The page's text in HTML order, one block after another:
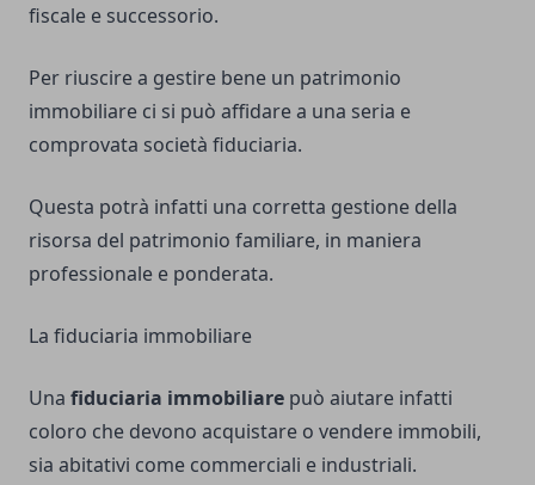
fiscale e successorio.
Per riuscire a gestire bene un patrimonio
immobiliare ci si può affidare a una seria e
comprovata società fiduciaria.
Questa potrà infatti una corretta gestione della
risorsa del patrimonio familiare, in maniera
professionale e ponderata.
La fiduciaria immobiliare
Una fiduciaria immobiliare può aiutare infatti
coloro che devono acquistare o vendere immobili,
sia abitativi come commerciali e industriali.